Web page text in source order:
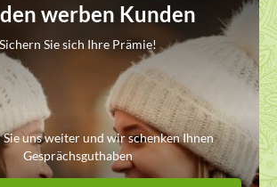
werben Kunden
Sichern Sie sich Ihre Prämie!
uns weiter und wir schenken Ihnen
Gesprächsguthaben